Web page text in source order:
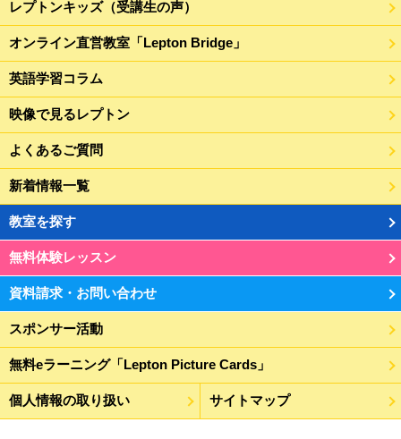
レプトンキッズ（受講生の声）
オンライン直営教室「Lepton Bridge」
英語学習コラム
映像で見るレプトン
よくあるご質問
新着情報一覧
教室を探す
無料体験レッスン
資料請求・お問い合わせ
スポンサー活動
無料eラーニング「Lepton Picture Cards」
個人情報の取り扱い サイトマップ